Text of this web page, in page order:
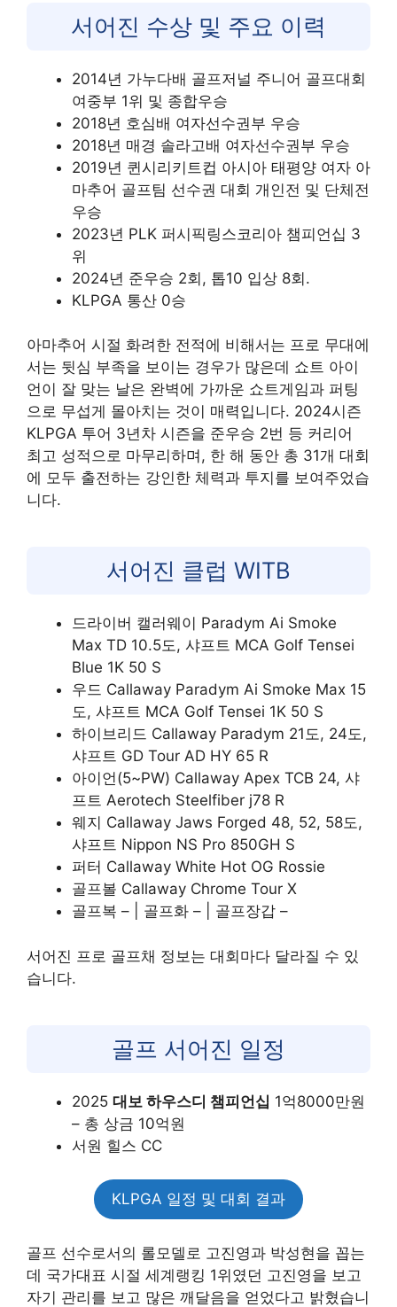
서어진 수상 및 주요 이력
2014년 가누다배 골프저널 주니어 골프대회
여중부 1위 및 종합우승
2018년 호심배 여자선수권부 우승
2018년 매경 솔라고배 여자선수권부 우승
2019년 퀸시리키트컵 아시아 태평양 여자 아
마추어 골프팀 선수권 대회 개인전 및 단체전
우승
2023년 PLK 퍼시픽링스코리아 챔피언십 3
위
2024년 준우승 2회, 톱10 입상 8회.
KLPGA 통산 0승
아마추어 시절 화려한 전적에 비해서는 프로 무대에
서는 뒷심 부족을 보이는 경우가 많은데 쇼트 아이
언이 잘 맞는 날은 완벽에 가까운 쇼트게임과 퍼팅
으로 무섭게 몰아치는 것이 매력입니다. 2024시즌
KLPGA 투어 3년차 시즌을 준우승 2번 등 커리어
최고 성적으로 마무리하며, 한 해 동안 총 31개 대회
에 모두 출전하는 강인한 체력과 투지를 보여주었습
니다.
서어진 클럽 WITB
드라이버 캘러웨이 Paradym Ai Smoke
Max TD 10.5도, 샤프트 MCA Golf Tensei
Blue 1K 50 S
우드 Callaway Paradym Ai Smoke Max 15
도, 샤프트 MCA Golf Tensei 1K 50 S
하이브리드 Callaway Paradym 21도, 24도,
샤프트 GD Tour AD HY 65 R
아이언(5~PW) Callaway Apex TCB 24, 샤
프트 Aerotech Steelfiber j78 R
웨지 Callaway Jaws Forged 48, 52, 58도,
샤프트 Nippon NS Pro 850GH S
퍼터 Callaway White Hot OG Rossie
골프볼 Callaway Chrome Tour X
골프복 – | 골프화 – | 골프장갑 –
서어진 프로 골프채 정보는 대회마다 달라질 수 있
습니다.
골프 서어진 일정
2025 대보 하우스디 챔피언십 1억8000만원
– 총 상금 10억원
서원 힐스 CC
KLPGA 일정 및 대회 결과
골프 선수로서의 롤모델로 고진영과 박성현을 꼽는
데 국가대표 시절 세계랭킹 1위였던 고진영을 보고
자기 관리를 보고 많은 깨달음을 얻었다고 밝혔습니